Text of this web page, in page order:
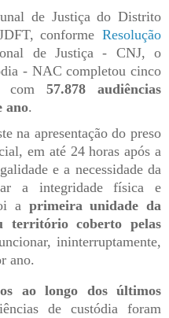
de Justiça do Distrito
conforme Resolução
de Justiça - CNJ, o
- NAC completou cinco
com 57.878 audiências
ano.
na apresentação do preso
em até 24 horas após a
e a necessidade da
a integridade física e
a primeira unidade da
território coberto pelas
ininterruptamente,
ano.
ao longo dos últimos
de custódia foram